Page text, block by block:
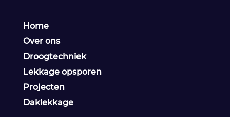
Home
Over ons
Droogtechniek
Lekkage opsporen
Projecten
Daklekkage